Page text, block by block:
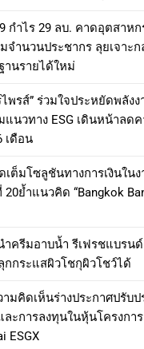
กำไร 29 ลบ. คาดอุตสาห
จำนวนประชากร ลุยเจาะ
านรายได้ใหม่
ไพรส์” ร่วมใจประหยัดพลัง
นวทาง ESG เดินหน้าลด
เดือน
เต็มโซลูชันทางการเงินใน
20ย้ำแนวคิด “Bangkok
ครีมอาบน้ำ รีเฟรชแบรน
กกระแสผิวโชกุผิวโชว์ได้
มคิดเห็นร่างประกาศปรับป
ะการลงทุนในหุ้นโครงกา
ESGX